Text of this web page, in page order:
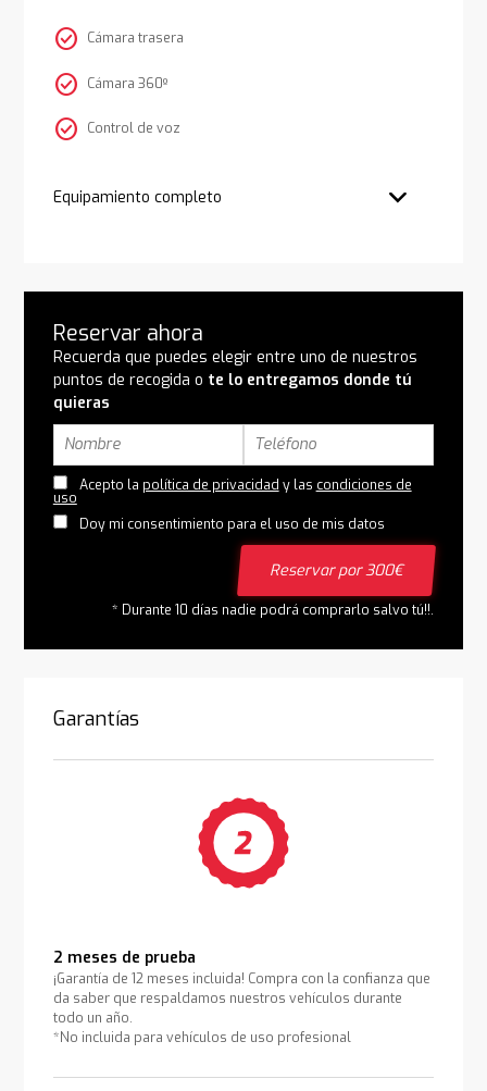
check_circle Cámara trasera
check_circle Cámara 360º
check_circle Control de voz
Equipamiento completo
Reservar ahora
Recuerda que puedes elegir entre uno de nuestros
puntos de recogida o te lo entregamos donde tú
quieras
Acepto la política de privacidad y las condiciones de
uso
Doy mi consentimiento para el uso de mis datos
Reservar por 300€
* Durante 10 días nadie podrá comprarlo salvo tú!!.
Garantías
2 meses de prueba
¡Garantía de 12 meses incluida! Compra con la confianza que
da saber que respaldamos nuestros vehículos durante
todo un año.
*No incluida para vehículos de uso profesional